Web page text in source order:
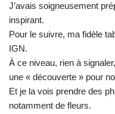
J’avais soigneusement
inspirant.
Pour le suivre, ma fidèle
IGN.
À ce niveau, rien à
une « découverte » pour
Et je la vois prendre des
notamment de fleurs.